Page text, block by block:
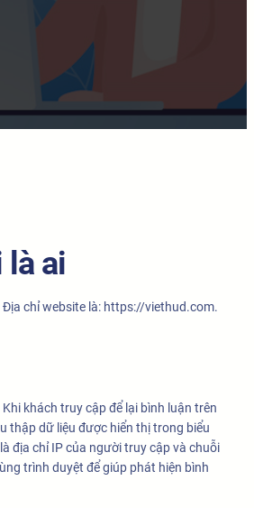
là ai
Địa chỉ website là: https://viethud.com.
Khi khách truy cập để lại bình luận trên
thập dữ liệu được hiển thị trong biểu
địa chỉ IP của người truy cập và chuỗi
trình duyệt để giúp phát hiện bình